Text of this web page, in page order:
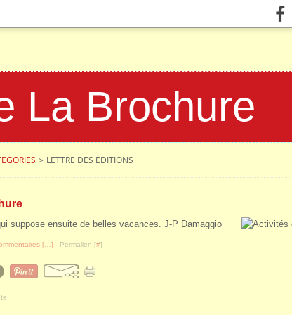
La Brochure
> LETTRE DES ÉDITIONS
suppose ensuite de belles vacances. J-P Damaggio
[ ] - Permalien [#]